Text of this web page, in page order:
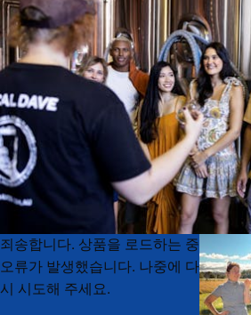
Product
List
Product
List
죄송합니다. 상품을 로드하는 중
오류가 발생했습니다. 나중에 다
시 시도해 주세요.